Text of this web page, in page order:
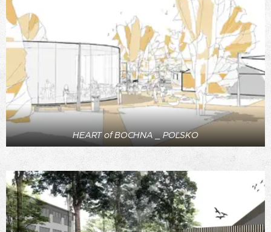
HEART of BOCHNA _ POĽSKO